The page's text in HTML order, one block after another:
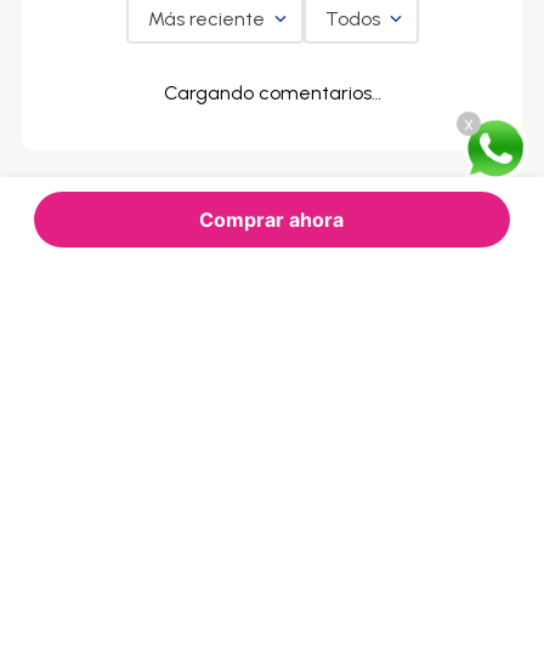
x
Comprar ahora
Más reciente Todos
Cargando comentarios…
RECOMENDADOS PARA TI